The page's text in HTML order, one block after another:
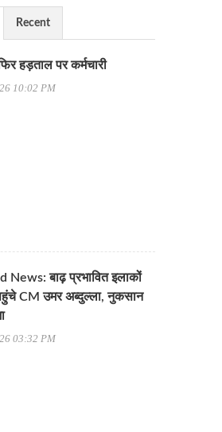
Recent
हड़ताल पर कर्मचारी
10:02 PM
News: बाढ़ प्रभावित इलाकों
CM उमर अब्दुल्ला, नुकसान
03:32 PM